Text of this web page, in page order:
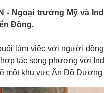
luật
Việt
- món ngon
Đời
Nhà đẹp
Blog
- Ngoại trưởng Mỹ và
Đông.
làm việc với người
tác song phương với
một khu vực Ấn Độ